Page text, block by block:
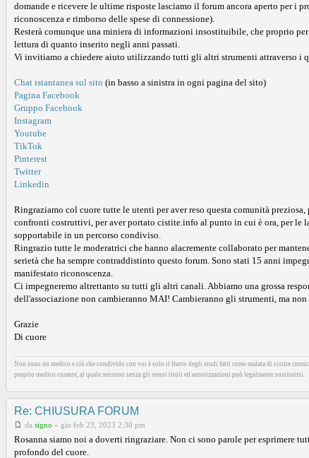
domande e ricevere le ultime risposte lasciamo il forum ancora aperto per i
riconoscenza e rimborso delle spese di connessione).
Resterà comunque una miniera di informazioni insostituibile, che proprio
lettura di quanto inserito negli anni passati.
Vi invitiamo a chiedere aiuto utilizzando tutti gli altri strumenti attraverso i
Chat istantanea sul sito (in basso a sinistra in ogni pagina del sito)
Pagina Facebook
Gruppo Facebook
Instagram
Youtube
TikTok
Pinterest
Twitter
Linkedin
Ringraziamo col cuore tutte le utenti per aver reso questa comunità
confronti costruttivi, per aver portato cistite.info al punto in cui è ora, per le
sopportabile in un percorso condiviso.
Ringrazio tutte le moderatrici che hanno alacremente collaborato per
serietà che ha sempre contraddistinto questo forum. Sono stati 15 anni
manifestato riconoscenza.
Ci impegneremo altrettanto su tutti gli altri canali. Abbiamo una grossa
dell'associazione non cambieranno MAI! Cambieranno gli strumenti, ma
Grazie
Di cuore
Non sono un medico e ciò che condivido con voi è solo il frutto degli studi fatti come malata di cistite
proprio medico curante, al quale nessuno senza gli stessi titoli ed autorizzazioni può legalmente sostituirsi.
Re: CHIUSURA FORUM
da signo » gio feb 23, 2023 2:30 pm
Rosanna siamo noi a doverti ringraziare. Non ci sono parole per esprimere
profondo del cuore.